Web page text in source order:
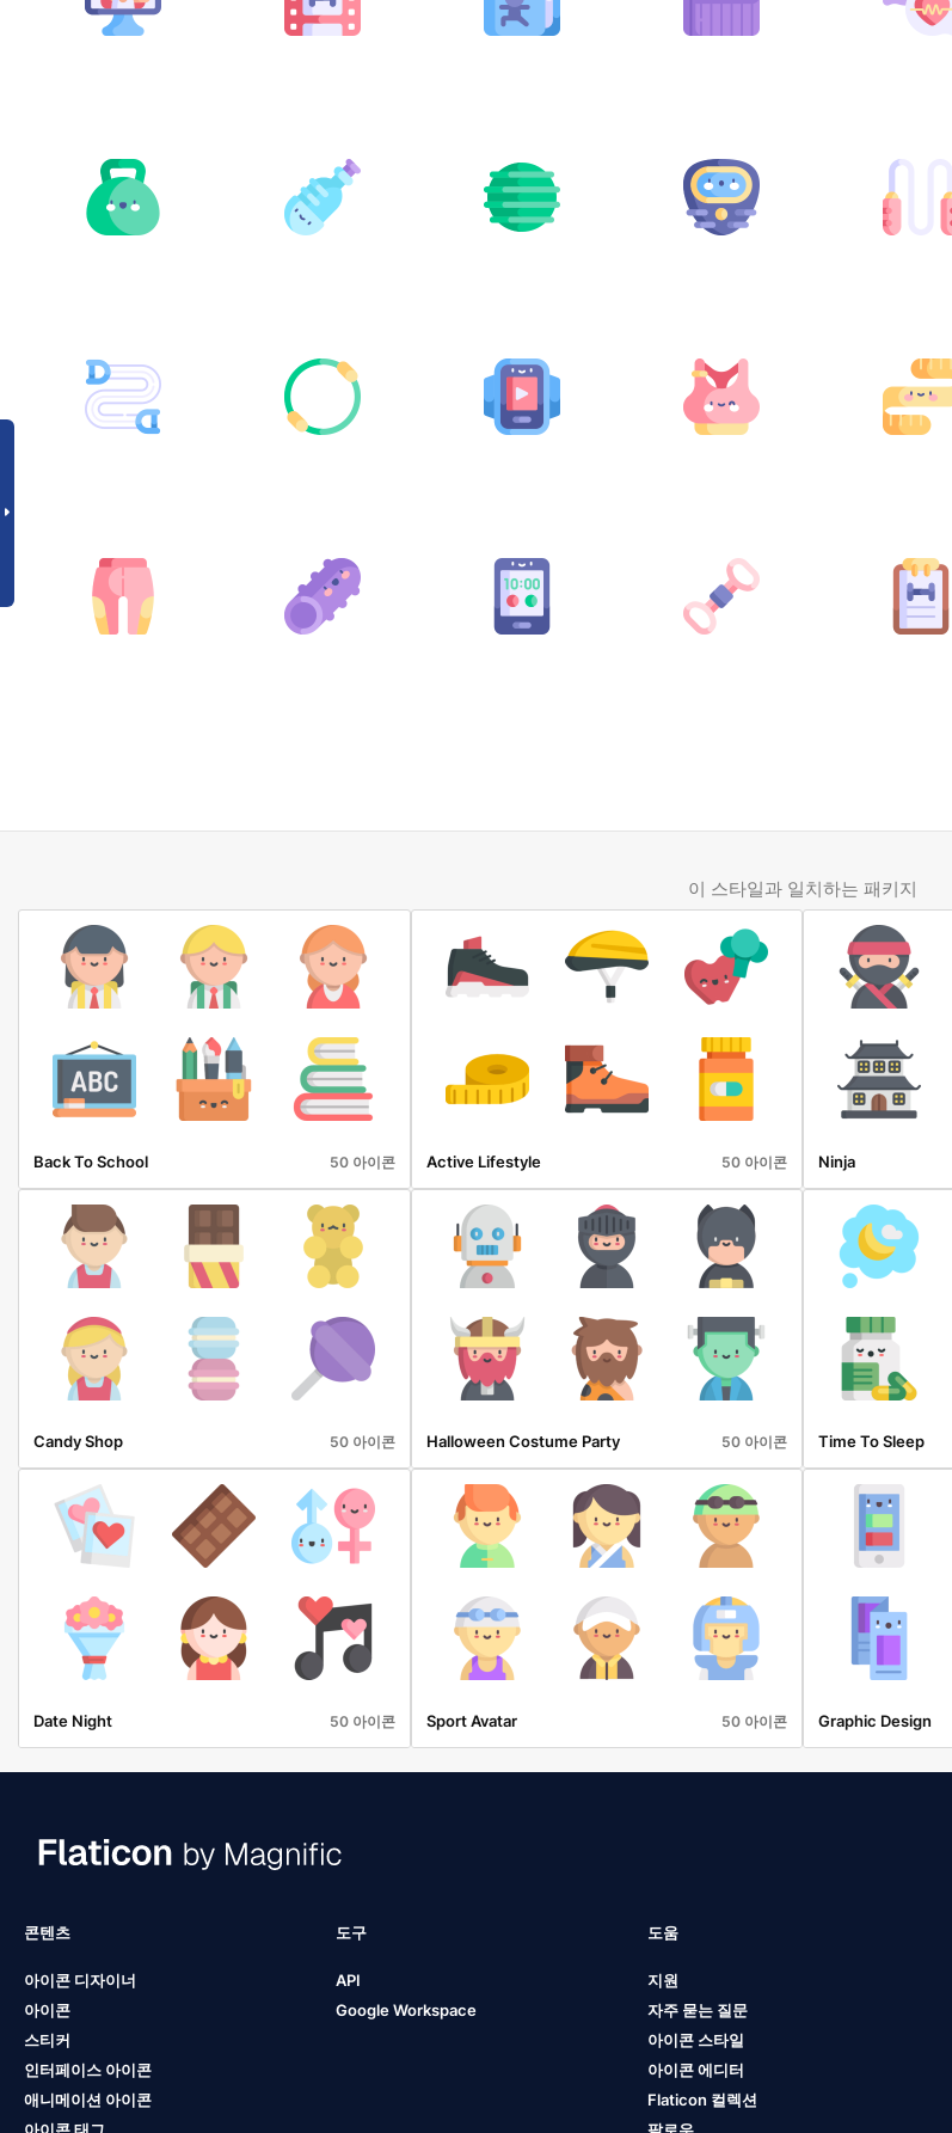
이 스타일과 일치하는 패키지
Back To School 50 아이콘 Active Lifestyle 50 아이콘 Ninja
Candy Shop 50 아이콘 Halloween Costume Party 50 아이콘 Time To Sleep
Date Night 50 아이콘 Sport Avatar 50 아이콘 Graphic Design
콘텐츠
아이콘 디자이너
아이콘
스티커
인터페이스 아이콘
애니메이션 아이콘
도구
API
Google Workspace
도움
지원
자주 묻는 질문
아이콘 스타일
아이콘 에디터
Flaticon 컬렉션